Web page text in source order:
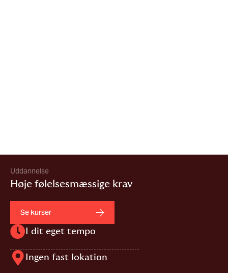
Uddannelse
Høje følelsesmæssige krav
Se kurser
I dit eget tempo
Ingen fast lokation